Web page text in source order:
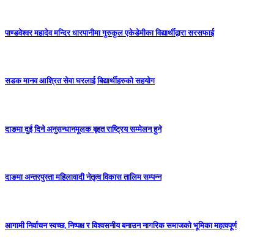
पाण्डवेश्वर महादेव मन्दिर धारपानीमा गुरुकुल एकेडेमीका विद्यार्थीद्वारा सरसफाई
सडक मानव आश्रित सेवा घरलाई बिद्यार्थीहरुको सहयोग
दाङमा दुई दिने अनुसन्धानमूलक बृहत राष्ट्रिय सम्मेलन हुने
दाङमा अन्तरपुस्ता महिलावादी नेतृत्व विकास तालिम सम्पन्न
आगामी निर्वाचन स्वच्छ, निष्पक्ष र विश्वसनीय बनाउन नागरिक समाजको भूमिका महत्वपूर्ण